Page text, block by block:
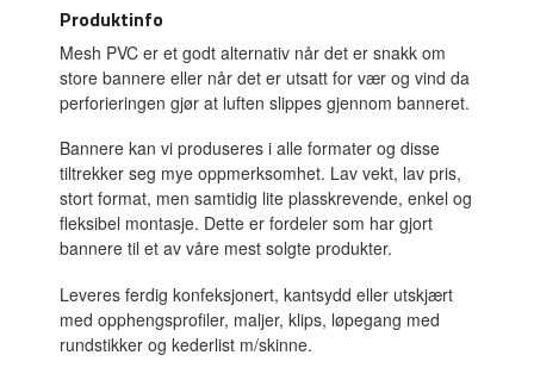
Produktinfo
Mesh PVC er et godt alternativ når det er snakk om
store bannere eller når det er utsatt for vær og vind da
perforieringen gjør at luften slippes gjennom banneret.
Bannere kan vi produseres i alle formater og disse
tiltrekker seg mye oppmerksomhet. Lav vekt, lav pris,
stort format, men samtidig lite plasskrevende, enkel og
fleksibel montasje. Dette er fordeler som har gjort
bannere til et av våre mest solgte produkter.
Leveres ferdig konfeksjonert, kantsydd eller utskjært
med opphengsprofiler, maljer, klips, løpegang med
rundstikker og kederlist m/skinne.